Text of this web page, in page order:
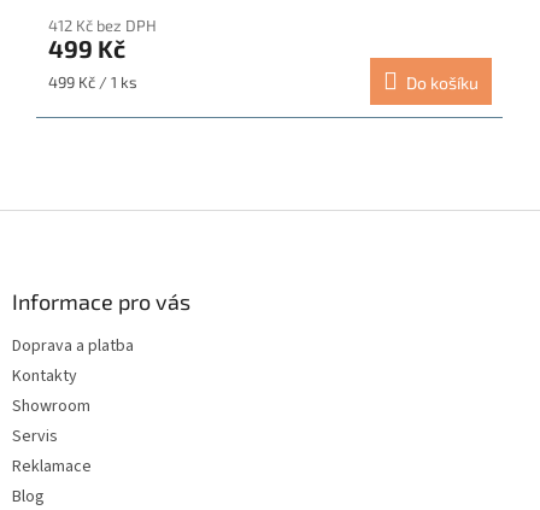
412 Kč bez DPH
499 Kč
Měrná
499 Kč / 1 ks Do košíku
Informace pro vás
Doprava a platba
Kontakty
Showroom
Servis
Reklamace
Blog